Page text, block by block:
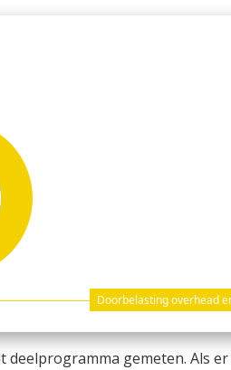
Doorbelasting overhead
gemeten. Als